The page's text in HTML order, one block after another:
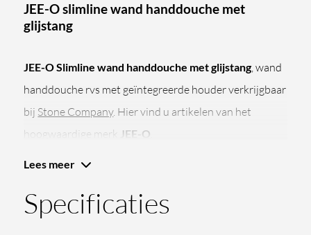
JEE-O slimline wand handdouche met
glijstang
JEE-O Slimline wand handdouche met glijstang, wand
handdouche rvs met geïntegreerde houder verkrijgbaar
bij Stone Company. Hier vind u artikelen van het
hoogwaardige merk
JEE-O
typeren. Producten met rust en ruimte voor lichaam en
geest, altijd in een sfeer van functionele luxe. JEE-O is
Lees meer
Specificaties